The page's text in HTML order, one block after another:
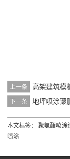
上一条 高架建筑模
下一条 地坪喷涂聚
本文标签： 聚氨酯喷涂
喷涂